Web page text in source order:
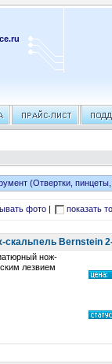
(Отвертки,
фото| показать
скальпель Bernstein
нож-
лезвием